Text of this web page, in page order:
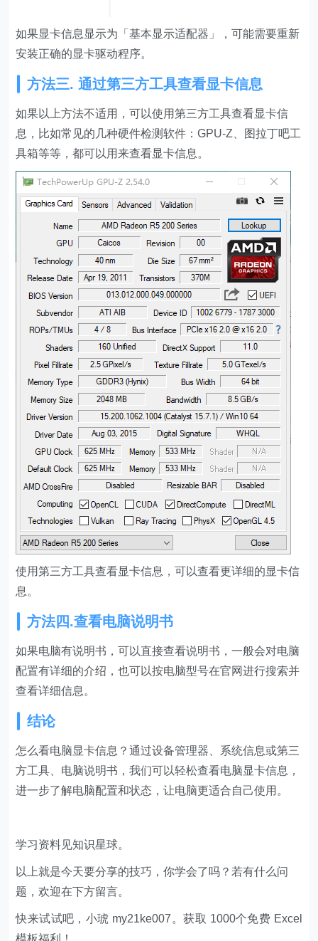
如果显卡信息显示为「基本显示适配器」，可能需要重新
安装正确的显卡驱动程序。
方法三. 通过第三方工具查看显卡信息
如果以上方法不适用，可以使用第三方工具查看显卡信
息，比如常见的几种硬件检测软件：GPU-Z、图拉丁吧工
具箱等等，都可以用来查看显卡信息。
使用第三方工具查看显卡信息，可以查看更详细的显卡信
息。
方法四.查看电脑说明书
如果电脑有说明书，可以直接查看说明书，一般会对电脑
配置有详细的介绍，也可以按电脑型号在官网进行搜索并
查看详细信息。
结论
怎么看电脑显卡信息？通过设备管理器、系统信息或第三
方工具、电脑说明书，我们可以轻松查看电脑显卡信息，
进一步了解电脑配置和状态，让电脑更适合自己使用。
学习资料见知识星球。
以上就是今天要分享的技巧，你学会了吗？若有什么问
题，欢迎在下方留言。
快来试试吧，小琥 my21ke007。获取 1000个免费 Excel
模板福利​​​​！